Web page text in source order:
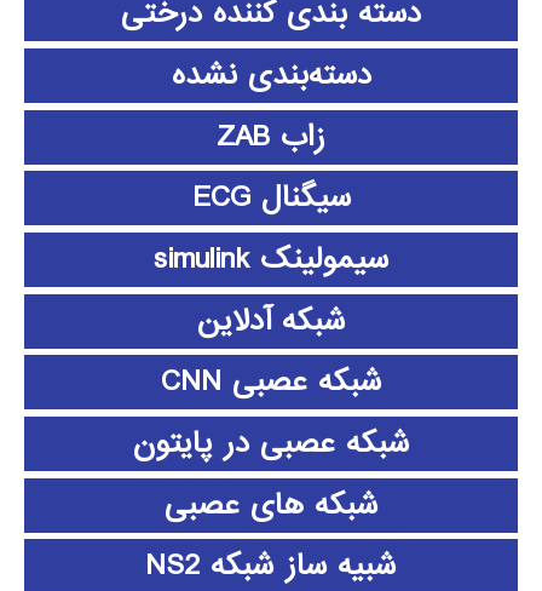
دسته بندی کننده درختی
دسته‌بندی نشده
زاب ZAB
سیگنال ECG
سیمولینک simulink
شبکه آدلاین
شبکه عصبی CNN
شبکه عصبی در پایتون
شبکه های عصبی
شبیه ساز شبکه NS2